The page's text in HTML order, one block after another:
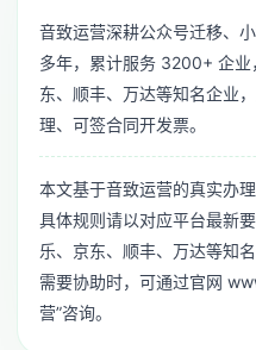
音致运营深耕公众号迁移、
多年，累计服务 3200+ 企
东、顺丰、万达等知名企业
理、可签合同开发票。
本文基于音致运营的真实办
具体规则请以对应平台最新
乐、京东、顺丰、万达等知
需要协助时，可通过官网
营”咨询。